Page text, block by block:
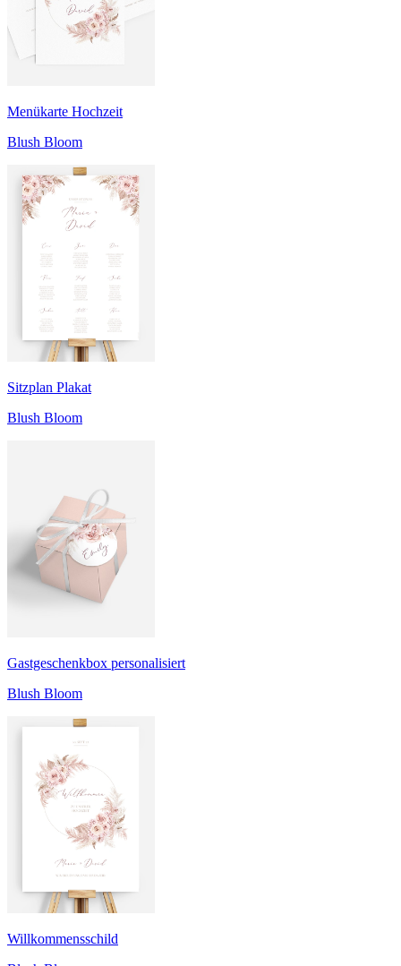
Menükarte Hochzeit
Blush Bloom
Sitzplan Plakat
Blush Bloom
Gastgeschenkbox personalisiert
Blush Bloom
Willkommensschild